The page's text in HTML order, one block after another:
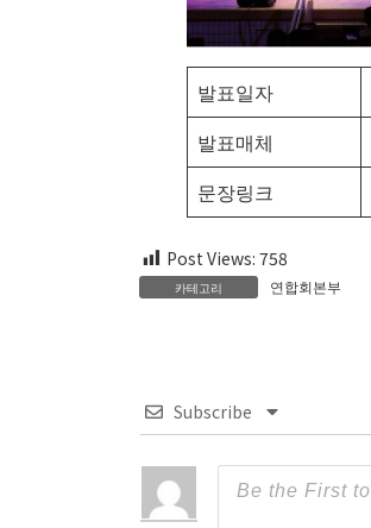
발표일자
발표매체
문장링크
Post Views: 758
카테고리 연합회본부
Subscribe